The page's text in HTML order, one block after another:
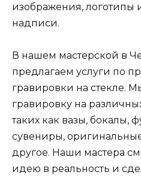
изображения,
надписи.
В нашем мастерской в
предлагаем услуги по
гравировки на стекле.
гравировку на
таких как вазы, бокалы,
сувениры,
другое. Наши мастера
идею в реальность и